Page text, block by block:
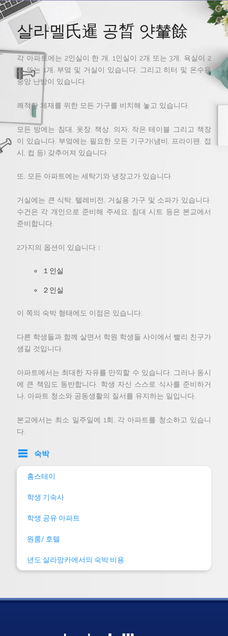
살라멜氏暹 공晳 얏輦餘
각 아파트에는 2인실이 한 개, 1인실이 2개 또는 3개, 욕실이 2
개 또는 1개, 부엌 및 거실이 있습니다. 그리고 히터 및 온수용
중앙 난방이 있습니다.
쾌적한 체재를 위한 모든 가구를 비치해 놓고 있습니다.
모든 방에는 침대, 옷장, 책상, 의자, 작은 테이블 그리고 책장
이 있습니다. 부엌에는 필요한 모든 기구가(냄비, 프라이팬, 접
시, 컵 등) 갖추어져 있습니다.
또, 모든 아파트에는 세탁기와 냉장고가 있습니다.
거실에는 큰 식탁, 텔레비전, 거실용 가구 및 소파가 있습니다.
수건은 각 개인으로 준비해 주세요. 침대 시트 등은 본교에서
준비합니다.
2가지의 옵션이 있습니다：
１인실
２인실
이 쪽의 숙박 형태에도 이점은 있습니다;
다른 학생들과 함께 살면서 학원 학생들 사이에서 빨리 친구가
생길 것입니다.
아파트에서는 최대한 자유를 만끽할 수 있습니다. 그러나 동시
에 큰 책임도 동반합니다. 학생 자신 스스로 식사를 준비하거
나, 아파트 청소와 공동생활의 질서를 유지하는 일입니다.
본교에서는 최소 일주일에 1회, 각 아파트를 청소하고 있습니
다.
숙박
홈스테이
학생 기숙사
학생 공유 아파트
원룸/ 호텔
년도 살라망카에서의 숙박 비용